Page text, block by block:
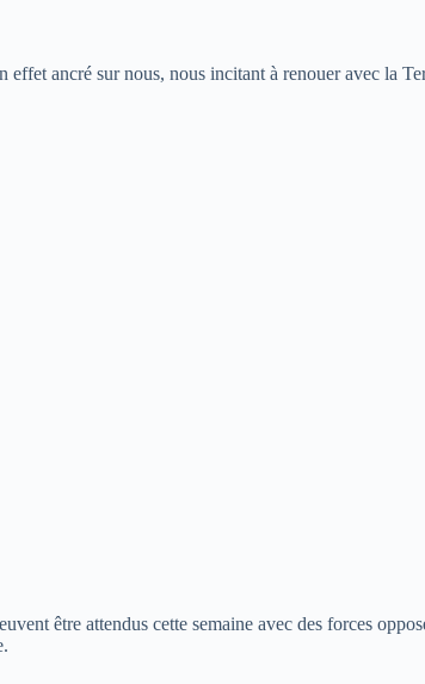
ancré sur nous, nous incitant à renouer avec la
être attendus cette semaine avec des forces